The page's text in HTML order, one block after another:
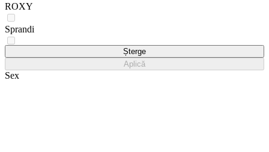
ROXY
Sprandi
Șterge
Aplică
Sex